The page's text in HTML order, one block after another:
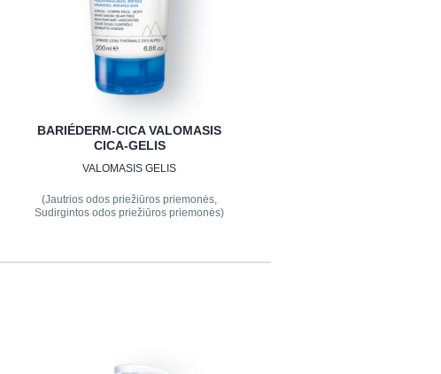
BARIÉDERM-CICA VALOMASIS
CICA-GELIS
VALOMASIS GELIS
(Jautrios odos priežiūros priemonės,
Sudirgintos odos priežiūros priemonės)